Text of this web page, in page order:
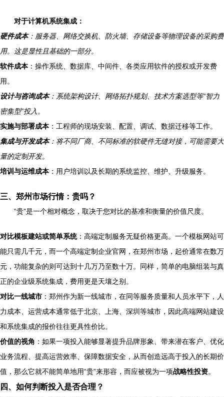
对于计算机系统集成：
硬件成本：服务器、网络交换机、防火墙、存储设备等物理设备的采购费
用。这是显性且基础的一部分。
软件成本：操作系统、数据库、中间件、各类应用软件的授权或开发费
用。
设计与咨询成本：系统架构设计、网络拓扑规划、技术方案选型等“智力
密集型”投入。
实施与部署成本：工程师的现场安装、配置、调试、数据迁移等工作。
集成与开发成本：将不同厂商、不同标准的软硬件无缝对接，可能需要大
量的定制开发。
培训与运维成本：用户培训以及长期的系统监控、维护、升级服务。
三、郑州市场行情：贵吗？
“贵”是一个相对概念，取决于您对比的基准和衡量的价值尺度。
对比模板建站或简单系统：高端定制服务无疑价格更高。一个模板网站可
能只需几千元，而一个高端定制企业官网，在郑州市场，起价通常在数万
元，功能复杂的则可达到十几万乃至数十万。同样，简单的电脑组装与真
正的企业级系统集成，费用更是天壤之别。
对比一线城市 ：郑州作为新一线城市，在同等服务质量和人员水平下，人
力成本、运营成本通常低于北京、上海、深圳等城市，因此高端网站建设
和系统集成的报价往往更具性价比。
价值的视角 ：如果一项投入能够显著提升品牌形象、带来潜在客户、优化
业务流程、提高运营效率、保障数据安全，从而创造远高于投入的长期价
值，那么它就不能简单地用“贵”来形容，而应被视为一项战略性投资。
四、如何判断投入是否合理？